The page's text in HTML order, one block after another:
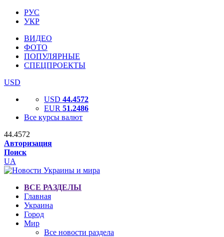
РУС
УКР
ВИДЕО
ФОТО
ПОПУЛЯРНЫЕ
СПЕЦПРОЕКТЫ
USD
USD 44.4572
EUR 51.2486
Все курсы валют
44.4572
Авторизация
Поиск
UA
ВСЕ РАЗДЕЛЫ
Главная
Украина
Город
Мир
Все новости раздела